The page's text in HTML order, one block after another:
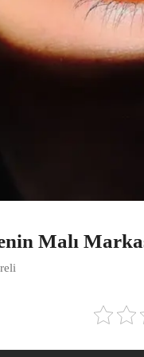
Malı